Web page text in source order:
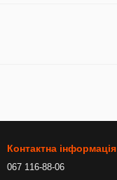
Контактна інформація
067 116-88-06